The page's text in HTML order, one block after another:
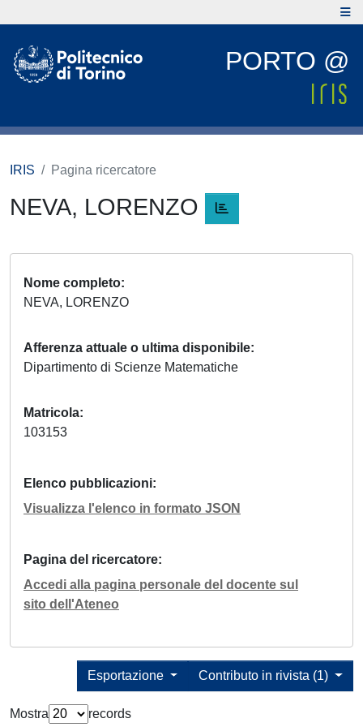
PORTO @
IRIS Pagina ricercatore
NEVA, LORENZO
Nome completo
NEVA, LORENZO
Afferenza attuale o ultima disponibile
Dipartimento di Scienze Matematiche
Matricola
103153
Elenco pubblicazioni
Visualizza l'elenco in formato JSON
Pagina del ricercatore
Accedi alla pagina personale del docente sul
sito dell'Ateneo
Contributo in rivista (1)
Esportazione
Mostra
records